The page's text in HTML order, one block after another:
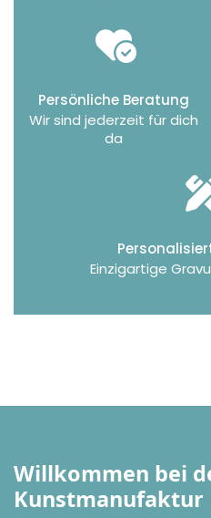
Persönliche Beratung
Wir sind jederzeit für dich
da
Einzigartige
Willkommen bei
Kunstmanufaktur